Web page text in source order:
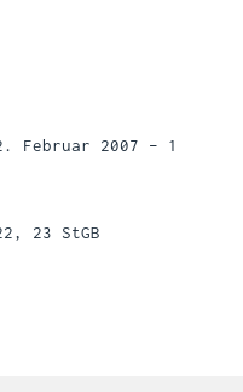
Februar 2007 – 1
23 StGB